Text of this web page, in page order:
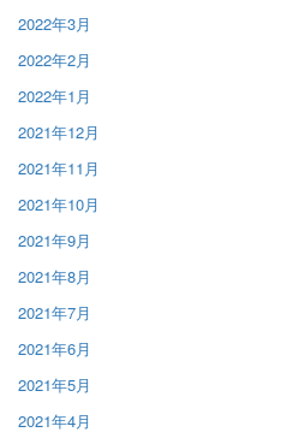
2022年3月
2022年2月
2022年1月
2021年12月
2021年11月
2021年10月
2021年9月
2021年8月
2021年7月
2021年6月
2021年5月
2021年4月